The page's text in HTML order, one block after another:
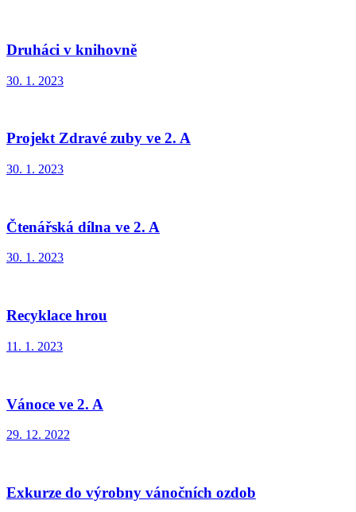
Druháci v knihovně
30. 1. 2023
Projekt Zdravé zuby ve 2. A
30. 1. 2023
Čtenářská dílna ve 2. A
30. 1. 2023
Recyklace hrou
11. 1. 2023
Vánoce ve 2. A
29. 12. 2022
Exkurze do výrobny vánočních ozdob